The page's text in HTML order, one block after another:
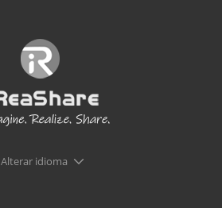
Alterar idioma